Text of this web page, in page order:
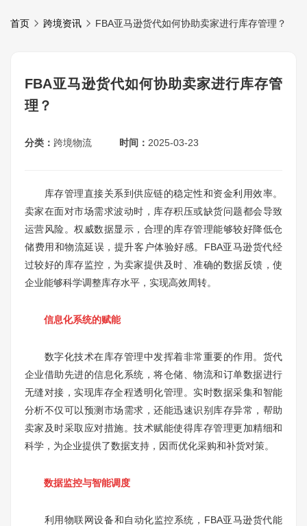
首页 跨境资讯 FBA亚马逊货代如何协助卖家进行库存管理？
FBA亚马逊货代如何协助卖家进行库存管
理？
分类： 跨境物流 时间： 2025-03-23
库存管理直接关系到供应链的稳定性和资金利用效率。
卖家在面对市场需求波动时，库存积压或缺货问题都会导致
运营风险。权威数据显示，合理的库存管理能够较好降低仓
储费用和物流延误，提升客户体验好感。FBA亚马逊货代经
过较好的库存监控，为卖家提供及时、准确的数据反馈，使
企业能够科学调整库存水平，实现高效周转。
信息化系统的赋能
数字化技术在库存管理中发挥着非常重要的作用。货代
企业借助先进的信息化系统，将仓储、物流和订单数据进行
无缝对接，实现库存全程透明化管理。实时数据采集和智能
分析不仅可以预测市场需求，还能迅速识别库存异常，帮助
卖家及时采取应对措施。技术赋能使得库存管理更加精细和
科学，为企业提供了数据支持，因而优化采购和补货对策。
数据监控与智能调度
利用物联网设备和自动化监控系统，FBA亚马逊货代能